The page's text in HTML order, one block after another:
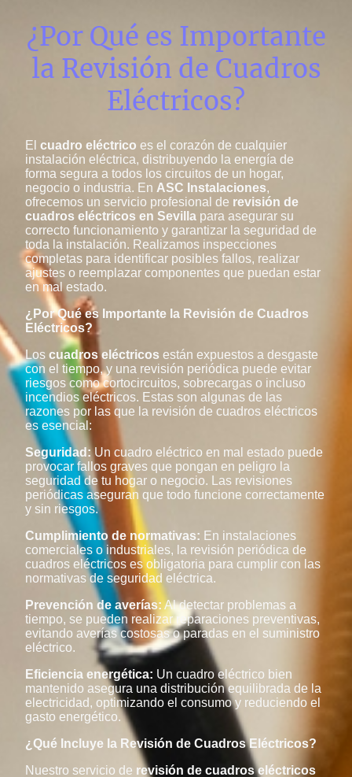
¿Por Qué es Importante
la Revisión de Cuadros
Eléctricos?
El cuadro eléctrico es el corazón de cualquier
instalación eléctrica, distribuyendo la energía de
forma segura a todos los circuitos de un hogar,
negocio o industria. En ASC Instalaciones,
ofrecemos un servicio profesional de revisión de
cuadros eléctricos en Sevilla para asegurar su
correcto funcionamiento y garantizar la seguridad de
toda la instalación. Realizamos inspecciones
completas para identificar posibles fallos, realizar
ajustes o reemplazar componentes que puedan estar
en mal estado.
¿Por Qué es Importante la Revisión de Cuadros
Eléctricos?
Los cuadros eléctricos están expuestos a desgaste
con el tiempo, y una revisión periódica puede evitar
riesgos como cortocircuitos, sobrecargas o incluso
incendios eléctricos. Estas son algunas de las
razones por las que la revisión de cuadros eléctricos
es esencial:
Seguridad:Un cuadro eléctrico en mal estado puede
provocar fallos graves que pongan en peligro la
seguridad de tu hogar o negocio. Las revisiones
periódicas aseguran que todo funcione correctamente
y sin riesgos.
Cumplimiento de normativas: En instalaciones
comerciales o industriales, la revisión periódica de
cuadros eléctricos es obligatoria para cumplir con las
normativas de seguridad eléctrica.
Prevención de averías: Al detectar problemas a
tiempo, se pueden realizar reparaciones preventivas,
evitando averías costosas o paradas en el suministro
eléctrico.
Eficiencia energética: Un cuadro eléctrico bien
mantenido asegura una distribución equilibrada de la
electricidad, optimizando el consumo y reduciendo el
gasto energético.
¿Qué Incluye la Revisión de Cuadros Eléctricos?
Nuestro servicio de revisión de cuadros eléctricos